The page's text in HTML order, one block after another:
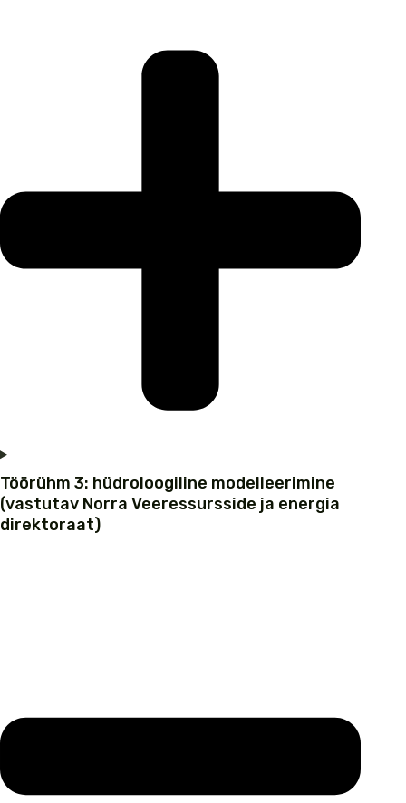
Töörühm 3: hüdroloogiline modelleerimine
(vastutav Norra Veeressursside ja energia
direktoraat)